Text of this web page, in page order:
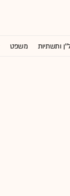
ותשתיות משפט